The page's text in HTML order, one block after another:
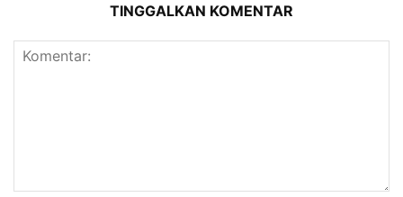
TINGGALKAN KOMENTAR